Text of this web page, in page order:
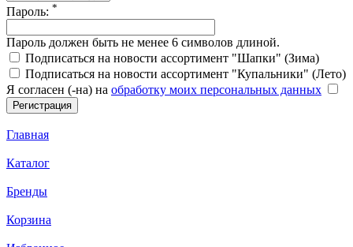
Пароль: *
Пароль должен быть не менее 6 символов длиной.
Подписаться на новости ассортимент "Шапки" (Зима)
Подписаться на новости ассортимент "Купальники" (Лето)
Я согласен (-на) на обработку моих персональных данных
Главная
Каталог
Бренды
Корзина